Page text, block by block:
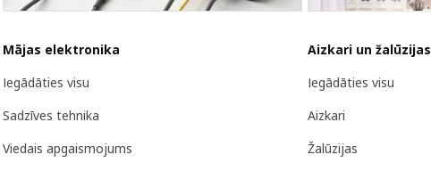
Mājas elektronika
Iegādāties visu
Sadzīves tehnika
Viedais apgaismojums
Aizkari un žalūzijas
Iegādāties visu
Aizkari
Žalūzijas